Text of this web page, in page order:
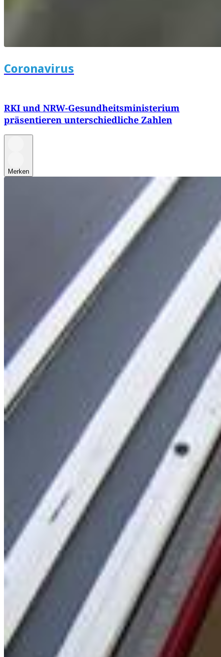
Coronavirus
RKI und NRW-Gesundheitsministerium
präsentieren unterschiedliche Zahlen
Merken